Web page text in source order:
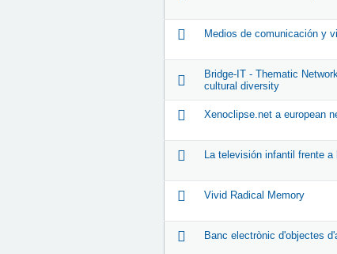
Medios de comunicación y
Bridge-IT - Thematic
cultural diversity
Xenoclipse.net a european
La televisión infantil frente
Vivid Radical Memory
Banc electrònic d'objectes